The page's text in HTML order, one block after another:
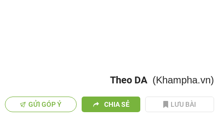
Theo DA (Khampha.vn)
GỬI GÓP Ý CHIA SẺ LƯU BÀI